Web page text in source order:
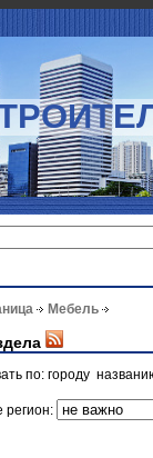
Мебель
по: городу
регион: